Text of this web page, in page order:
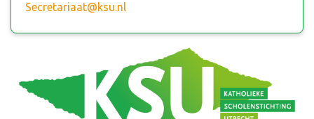
Secretariaat@ksu.nl